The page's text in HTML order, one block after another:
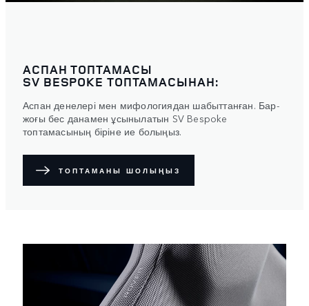
АСПАН ТОПТАМАСЫ
SV BESPOKE ТОПТАМАСЫНАН:
Аспан денелері мен мифологиядан шабыттанған. Бар-
жоғы бес данамен ұсынылатын SV Bespoke
топтамасының біріне ие болыңыз.
ТОПТАМАНЫ ШОЛЫҢЫЗ